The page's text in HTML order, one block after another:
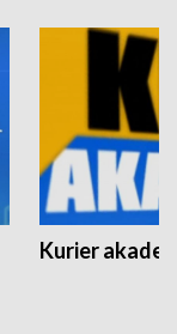
Kurier